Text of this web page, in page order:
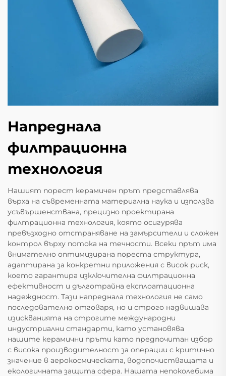
Напреднала
филтрационна
технология
Нашият порест керамичен прът представлява
върха на съвременната материална наука и използва
усъвършенствана, прецизно проектирана
филтрационна технология, която осигурява
превъзходно отстраняване на замърсители и сложен
контрол върху потока на течности. Всеки прът има
внимателно оптимизирана пореста структура,
адаптирана за конкретни приложения с висок риск,
което гарантира изключителна филтрационна
ефективност и дълготрайна експлоатационна
надеждност. Тази напреднала технология не само
последователно отговаря, но и строго надвишава
изискванията на строгите международни
индустриални стандарти, като установява
нашите керамични пръти като предпочитан избор
с висока производителност за операции с критично
значение в аерокосмическата, водопочистващата и
екологичната защита сфера. Нашата непоколебима